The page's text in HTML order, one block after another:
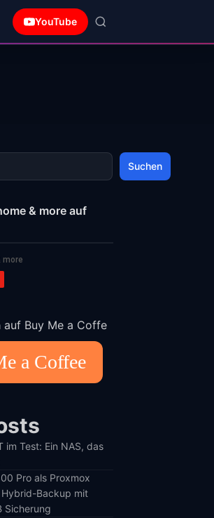
YouTube
Suchen
& more auf
Buy Me a Coffe
a Coffee
im Test: Ein NAS, das
Pro als Proxmox
Backup mit
Sicherung